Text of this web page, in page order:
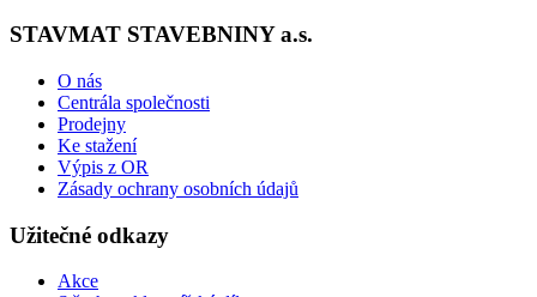
STAVMAT STAVEBNINY a.s.
O nás
Centrála společnosti
Prodejny
Ke stažení
Výpis z OR
Zásady ochrany osobních údajů
Užitečné odkazy
Akce